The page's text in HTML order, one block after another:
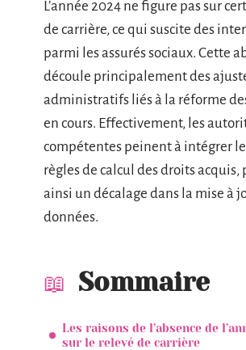
L’année 2024 ne figure pas sur
de carrière, ce qui suscite des
parmi les assurés sociaux. Cette
découle principalement des
administratifs liés à la réforme
en cours. Effectivement, les
compétentes peinent à intégrer
règles de calcul des droits
ainsi un décalage dans la mise à
données.
Sommaire
Les raisons de l’absence de
sur le relevé de carrière